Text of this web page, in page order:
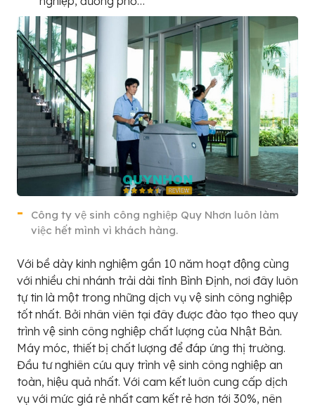
Công ty vệ sinh công nghiệp Quy Nhơn luôn làm
việc hết mình vì khách hàng.
Với bề dày kinh nghiệm gần 10 năm hoạt động cùng
với nhiều chi nhánh trải dài tỉnh Bình Định, nơi đây luôn
tự tin là một trong những dịch vụ vệ sinh công nghiệp
tốt nhất. Bởi nhân viên tại đây được đào tạo theo quy
trình vệ sinh công nghiệp chất lượng của Nhật Bản.
Máy móc, thiết bị chất lượng để đáp ứng thị trường.
Đầu tư nghiên cứu quy trình vệ sinh công nghiệp an
toàn, hiệu quả nhất. Với cam kết luôn cung cấp dịch
vụ với mức giá rẻ nhất cam kết rẻ hơn tới 30%, nên